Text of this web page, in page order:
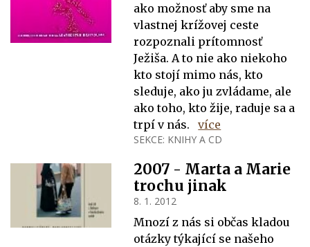
ako možnosť aby sme na
vlastnej krížovej ceste
rozpoznali prítomnosť
Ježiša. A to nie ako niekoho
kto stojí mimo nás, kto
sleduje, ako ju zvládame, ale
ako toho, kto žije, raduje sa a
trpí v nás.
více
SEKCE: KNIHY A CD
2007 - Marta a Marie
trochu jinak
8. 1. 2012
Mnozí z nás si občas kladou
otázky týkající se našeho